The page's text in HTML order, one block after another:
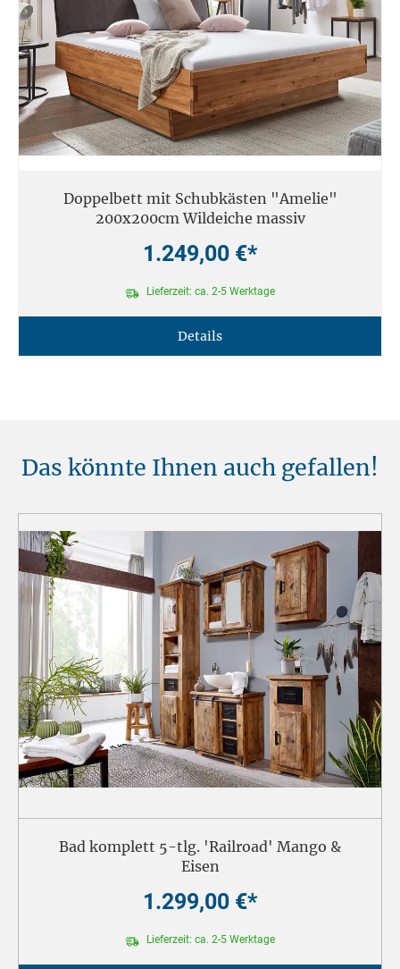
Doppelbett mit Schubkästen "Amelie"
200x200cm Wildeiche massiv
1.249,00 €*
Lieferzeit: ca. 2-5 Werktage
Details
Das könnte Ihnen auch gefallen!
Bad komplett 5-tlg. 'Railroad' Mango &
Eisen
1.299,00 €*
Lieferzeit: ca. 2-5 Werktage